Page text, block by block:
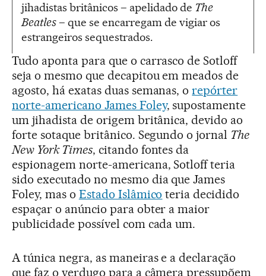
jihadistas britânicos – apelidado de The
Beatles– que se encarregam de vigiar os
estrangeiros sequestrados.
Tudo aponta para que o carrasco de Sotloff
seja o mesmo que decapitou em meados de
agosto, há exatas duas semanas, orepórter
norte-americano James Foley, supostamente
um jihadista de origem britânica, devido ao
forte sotaque britânico. Segundo o jornal The
New York Times, citando fontes da
espionagem norte-americana, Sotloff teria
sido executado no mesmo dia que James
Foley, mas o Estado Islâmico teria decidido
espaçar o anúncio para obter a maior
publicidade possível com cada um.
A túnica negra, as maneiras e a declaração
que faz o verdugo para a câmera pressupõem